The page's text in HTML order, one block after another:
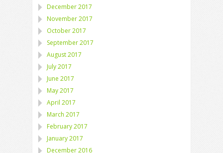
December 2017
November 2017
October 2017
September 2017
August 2017
July 2017
June 2017
May 2017
April 2017
March 2017
February 2017
January 2017
December 2016